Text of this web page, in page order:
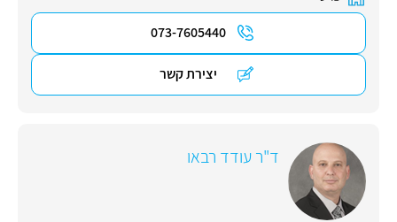
073-7605440
יצירת קשר
ד"ר עודד רבאו